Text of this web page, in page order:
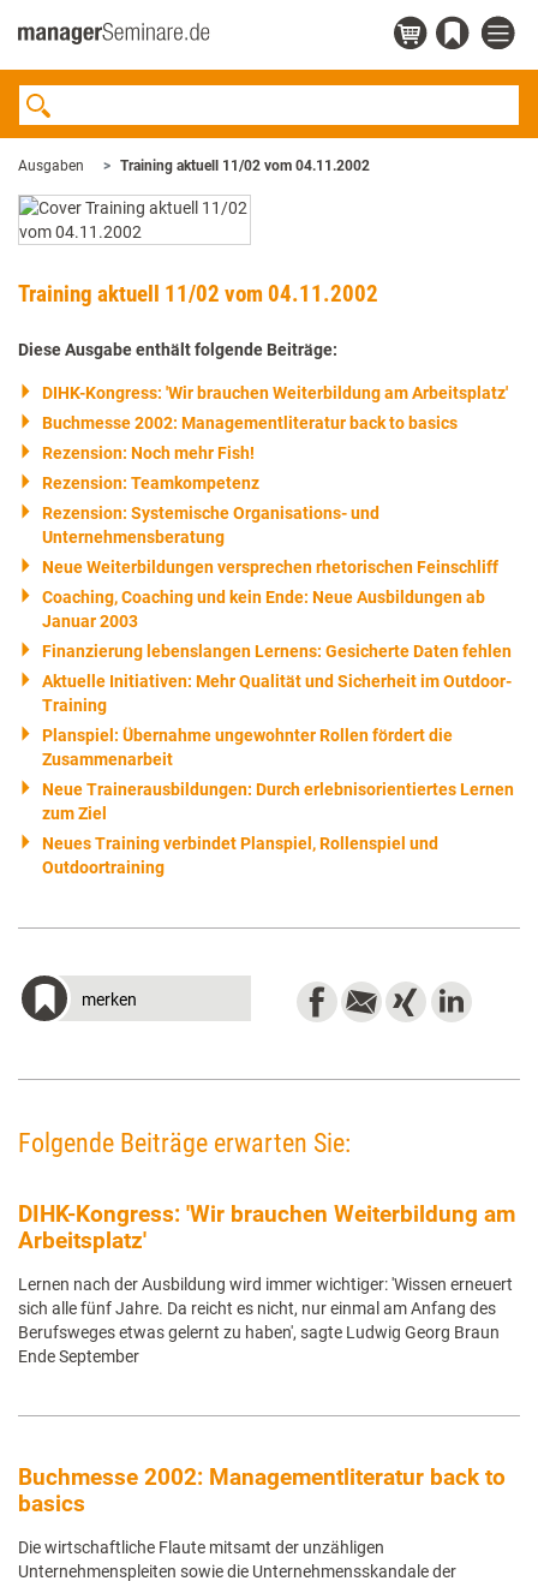
Ausgaben Training aktuell 11/02 vom 04.11.2002
Training aktuell 11/02 vom 04.11.2002
Diese Ausgabe enthält folgende Beiträge:
DIHK-Kongress: 'Wir brauchen Weiterbildung am Arbeitsplatz'
Buchmesse 2002: Managementliteratur back to basics
Rezension: Noch mehr Fish!
Rezension: Teamkompetenz
Rezension: Systemische Organisations- und
Unternehmensberatung
Neue Weiterbildungen versprechen rhetorischen Feinschliff
Coaching, Coaching und kein Ende: Neue Ausbildungen ab
Januar 2003
Finanzierung lebenslangen Lernens: Gesicherte Daten fehlen
Aktuelle Initiativen: Mehr Qualität und Sicherheit im Outdoor-
Training
Planspiel: Übernahme ungewohnter Rollen fördert die
Zusammenarbeit
Neue Trainerausbildungen: Durch erlebnisorientiertes Lernen
zum Ziel
Neues Training verbindet Planspiel, Rollenspiel und
Outdoortraining
merken
Folgende Beiträge erwarten Sie:
DIHK-Kongress: 'Wir brauchen Weiterbildung am
Arbeitsplatz'
Lernen nach der Ausbildung wird immer wichtiger: 'Wissen erneuert
sich alle fünf Jahre. Da reicht es nicht, nur einmal am Anfang des
Berufsweges etwas gelernt zu haben', sagte Ludwig Georg Braun
Ende September
Buchmesse 2002: Managementliteratur back to
basics
Die wirtschaftliche Flaute mitsamt der unzähligen
Unternehmenspleiten sowie die Unternehmensskandale der